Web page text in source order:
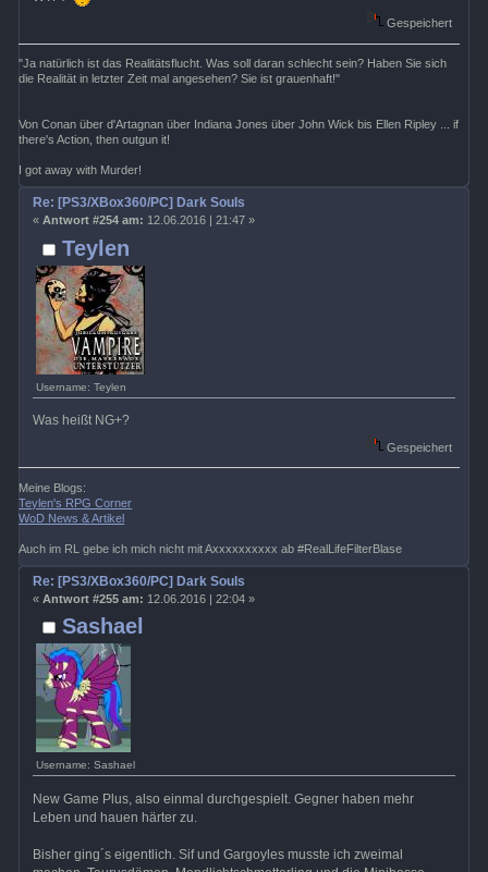
Gespeichert
"Ja natürlich ist das Realitätsflucht. Was soll daran schlecht sein? Haben Sie sich
die Realität in letzter Zeit mal angesehen? Sie ist grauenhaft!"
Von Conan über d'Artagnan über Indiana Jones über John Wick bis Ellen Ripley ... if
there's Action, then outgun it!
I got away with Murder!
Teylen
Username: Teylen
Re: [PS3/XBox360/PC] Dark Souls
« Antwort #254 am: 12.06.2016 | 21:47 »
Was heißt NG+?
Gespeichert
Meine Blogs:
Teylen's RPG Corner
WoD News & Artikel
Auch im RL gebe ich mich nicht mit Axxxxxxxxxx ab #RealLifeFilterBlase
Sashael
Username: Sashael
Re: [PS3/XBox360/PC] Dark Souls
« Antwort #255 am: 12.06.2016 | 22:04 »
New Game Plus, also einmal durchgespielt. Gegner haben mehr
Leben und hauen härter zu.
Bisher ging´s eigentlich. Sif und Gargoyles musste ich zweimal